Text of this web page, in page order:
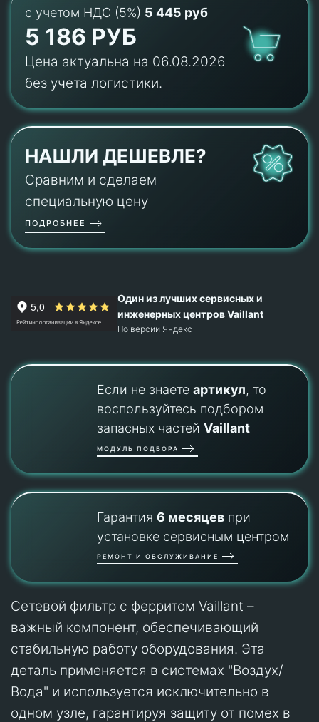
с учетом НДС (5%) 5 445 руб
5 186 РУБ
Цена актуальна на 06.08.2026
без учета логистики.
НАШЛИ ДЕШЕВЛЕ?
Сравним и сделаем
специальную цену
ПОДРОБНЕЕ
Один из лучших сервисных и
инженерных центров Vaillant
По версии Яндекс
Если не знаете артикул, то
воспользуйтесь подбором
запасных частей Vaillant
МОДУЛЬ ПОДБОРА
Гарантия 6 месяцевпри
установке сервисным центром
РЕМОНТ И ОБСЛУЖИВАНИЕ
Сетевой фильтр с ферритом Vaillant –
важный компонент, обеспечивающий
стабильную работу оборудования. Эта
деталь применяется в системах "Воздух/
Вода" и используется исключительно в
одном узле, гарантируя защиту от помех в